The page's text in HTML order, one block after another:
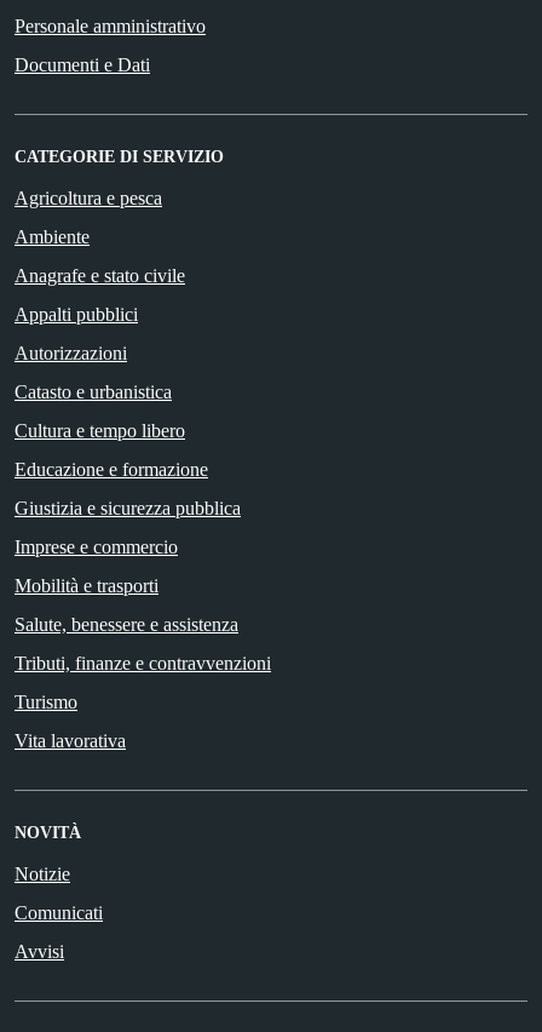
Personale amministrativo
Documenti e Dati
CATEGORIE DI SERVIZIO
Agricoltura e pesca
Ambiente
Anagrafe e stato civile
Appalti pubblici
Autorizzazioni
Catasto e urbanistica
Cultura e tempo libero
Educazione e formazione
Giustizia e sicurezza pubblica
Imprese e commercio
Mobilità e trasporti
Salute, benessere e assistenza
Tributi, finanze e contravvenzioni
Turismo
Vita lavorativa
NOVITÀ
Notizie
Comunicati
Avvisi